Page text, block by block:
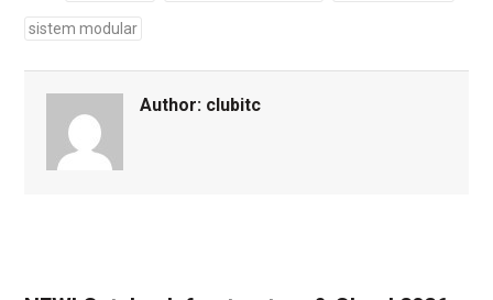
sistem modular
Author: clubitc